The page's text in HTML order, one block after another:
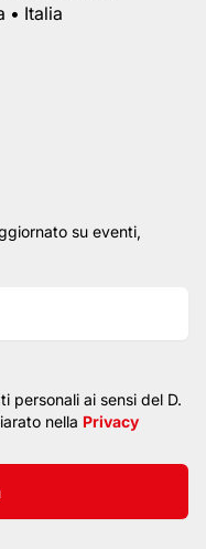
• Italia
su eventi,
personali ai sensi del D.
nella Privacy